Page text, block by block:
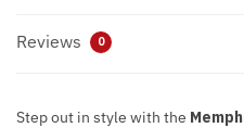
Reviews 0
Step out in style with the